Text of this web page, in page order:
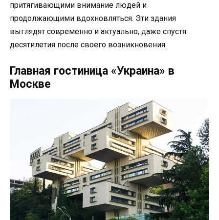
притягивающими внимание людей и
продолжающими вдохновляться. Эти здания
выглядят современно и актуально, даже спустя
десятилетия после своего возникновения.
Главная гостиница «Украина» в
Москве